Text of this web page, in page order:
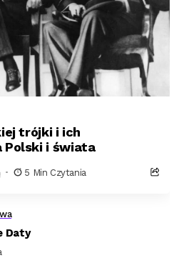
trójki i ich
Polski i świata
5 Min Czytania
Daty